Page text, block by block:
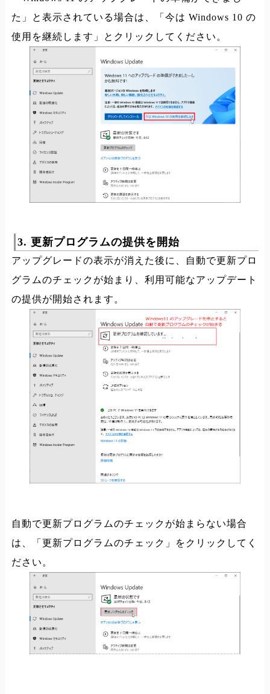
た」と表示されている場合は、「今は Windows 10 の
使用を継続します」とクリックしてください。
3. 更新プログラムの提供を開始
アップグレードの表示が消えた後に、自動で更新プロ
グラムのチェックが始まり、利用可能なアップデート
の提供が開始されます。
自動で更新プログラムのチェックが始まらない場合
は、「更新プログラムのチェック」をクリックしてく
ださい。